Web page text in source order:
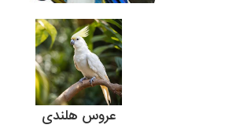
عروس هلندی